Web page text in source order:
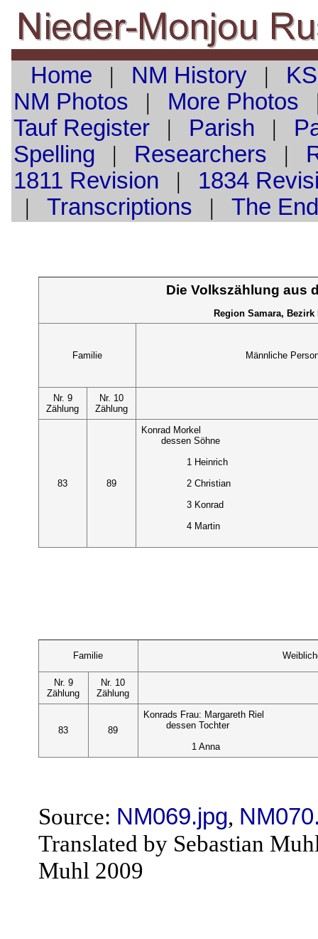
Home | NM History|
NM Photos | More Photos
TaufRegister| Parish |
Spelling | Researchers |
1811 Revision | 1834
| Transcriptions | The End
Die Volkszählung aus
Region Samara,
Familie Männliche
Nr. 9
Zählung
Nr. 10
Zählung
83 89
Konrad Morkel
dessen Söhne
1 Heinrich
2 Christian
3 Konrad
4 Martin
Familie
Nr. 9
Zählung
Nr. 10
Zählung
83 89
Konrads Frau: Margareth Riel
dessen Tochter
1 Anna
Source: NM069.jpg,
Translated by Sebastian
Muhl 2009